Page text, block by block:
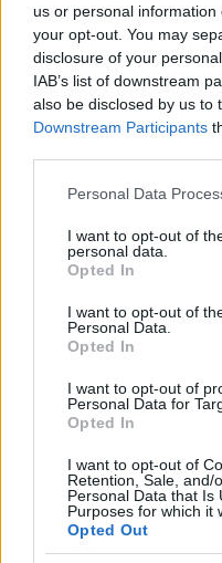
us or personal
your opt-out. You may
disclosure of your
IAB’s list of downstream
also be disclosed by us to
Downstream Participants
Personal Data
I want to opt-out of
personal data.
Opted In
I want to opt-out of
Personal Data.
Opted In
I want to opt-out of
Personal Data for
Opted In
I want to opt-out of
Retention, Sale, and/
Personal Data that Is
Purposes for which it
Opted Out
Rozmowa, jak ja
wiecej gadac
Jak zacząć więcej
polega na tym że
zaczyna to być
świętach i wizytach
podc...
godzu
Forum:
Odstawienie
od kilku dni nie ma
zmuszony spytać
elvans...